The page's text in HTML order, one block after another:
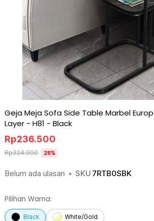
Geja Meja Sofa Side Table Marbel
Layer - H81 - Black
Belum ada ulasan • SKU 7RTB0SBK
Rp236.500
Rp324.900 28%
Pilihan Warna:
Black White/Gold